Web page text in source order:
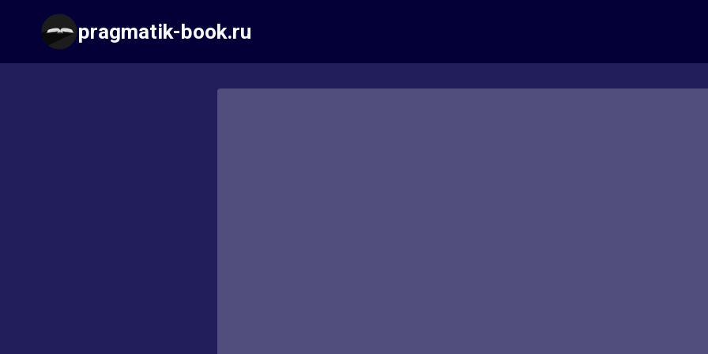
содержимому
pragmatik-book.ru